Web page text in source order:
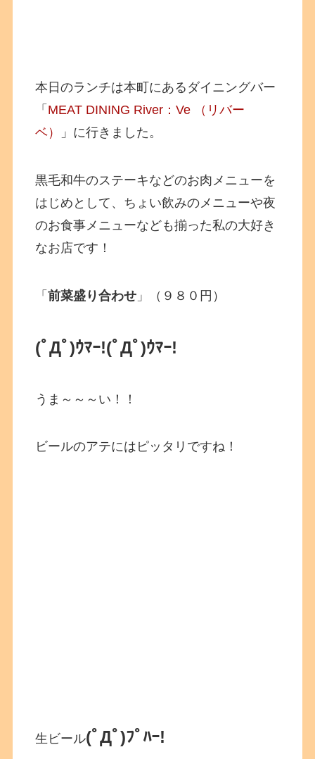
本日のランチは本町にあるダイニングバー
「 MEAT DINING River：Ve （リバー
ベ）
」に行きました。
黒毛和牛のステーキなどのお肉メニューを
はじめとして、ちょい飲みのメニューや夜
のお食事メニューなども揃った私の大好き
なお店です！
「前菜盛り合わせ 」（９８０円）
(ﾟДﾟ)ｳﾏｰ!(ﾟДﾟ)ｳﾏｰ!
うま～～～い！！
ビールのアテにはピッタリですね！
生ビール(ﾟДﾟ)ﾌﾟﾊｰ!